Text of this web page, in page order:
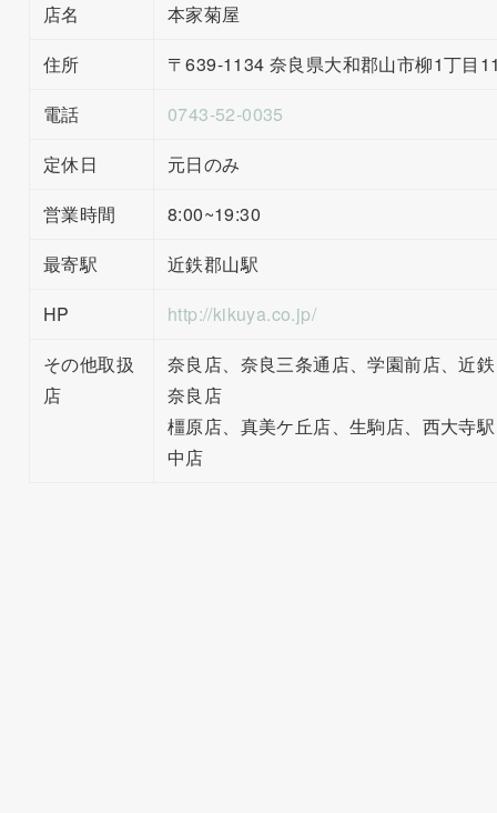
店名
本家菊屋
住所
〒639-1134 奈良県大和郡山市柳1丁目
電話
0743-52-0035
定休日
元日のみ
営業時間
8:00~19:30
最寄駅
近鉄郡山駅
HP
http://kikuya.co.jp/
その他取扱
店
奈良店、奈良三条通店、学園前店、近鉄
奈良店
橿原店、真美ケ丘店、生駒店、西大寺駅
中店